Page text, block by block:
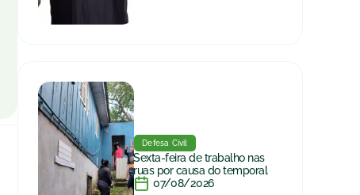
Defesa Civil
Sexta-feira de trabalho nas
ruas por causa do temporal
07/08/2026